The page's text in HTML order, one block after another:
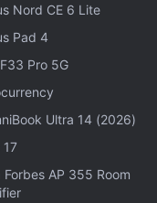
disponibles sur
Il offre une
un mode
de ce modèle.
photo
de 48
angle de 48
Nord CE 6 Lite
Pad 4
Pro 5G
Ultra 14 (2026)
17
Forbes AP 355 Room